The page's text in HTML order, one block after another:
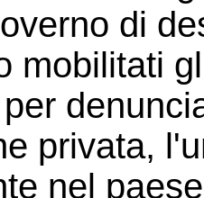
di
mobilitati
privata,
nel